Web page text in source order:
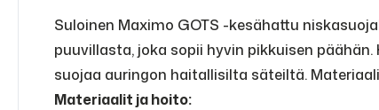
Suloinen Maximo GOTS -kesähattu
puuvillasta, joka sopii hyvin pikkuisen
suojaa auringon haitallisilta säteiltä.
Materiaalit ja hoito: